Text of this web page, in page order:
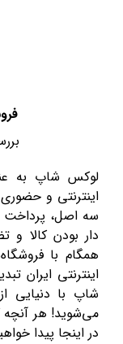
لوکس شاپ به
اینترنتی و
سه اصل، پرداخت
دار بودن کالا و
همگام با
اینترنتی
شاپ با دنیایی
می‌شوید! هر آنچه
در اینجا پیدا